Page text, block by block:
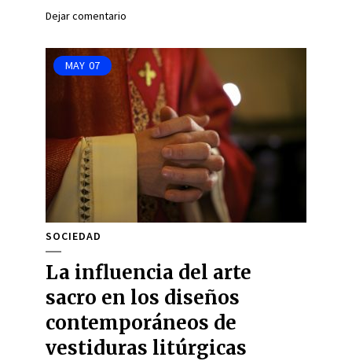
Dejar comentario
MAY 07
SOCIEDAD
La influencia del arte
sacro en los diseños
contemporáneos de
vestiduras litúrgicas